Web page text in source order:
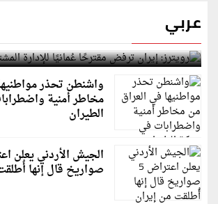
عربي
رويترز: إيران ترفض مقترحًا عُمانيًا للإدارة
لمضيق هرمز
واشنطن تحذر
مخاطر أمنية
الطيران
صواريخ قال إنها